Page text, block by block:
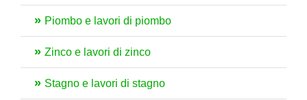
Piombo e lavori di piombo
Zinco e lavori di zinco
Stagno e lavori di stagno